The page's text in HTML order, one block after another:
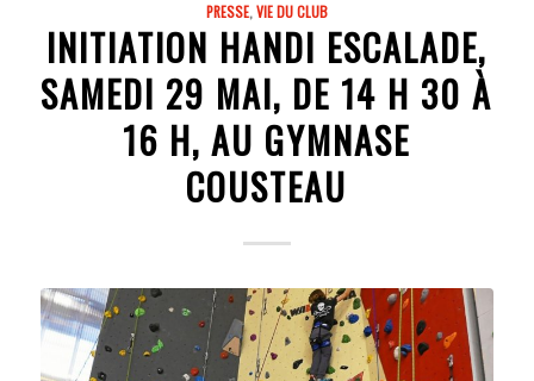
PRESSE,VIE DU CLUB
INITIATION HANDI ESCALADE,
SAMEDI 29 MAI, DE 14 H 30 À
16 H, AU GYMNASE
COUSTEAU